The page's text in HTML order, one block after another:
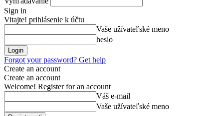
Sign in
Vitajte! prihlásenie k účtu
Vaše užívateľské meno
heslo
Forgot your password? Get help
Create an account
Create an account
Welcome! Register for an account
Váš e-mail
Vaše užívateľské meno